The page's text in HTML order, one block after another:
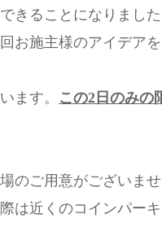
きることになりまし
お施主様のアイデア
ます。 この2日のみの
のご用意がございま
は近くのコインパー